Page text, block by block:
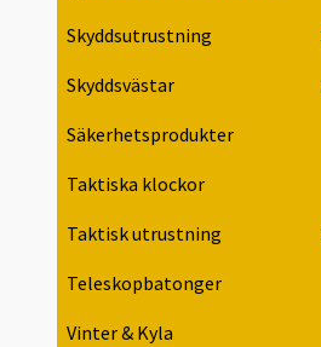
Skyddsutrustning
Skyddsvästar
Säkerhetsprodukter
Taktiska klockor
Taktisk utrustning
Teleskopbatonger
Vinter & Kyla